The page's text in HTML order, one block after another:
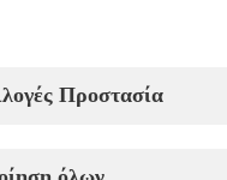
ΑΦΗΣΤΕ
Προστασία